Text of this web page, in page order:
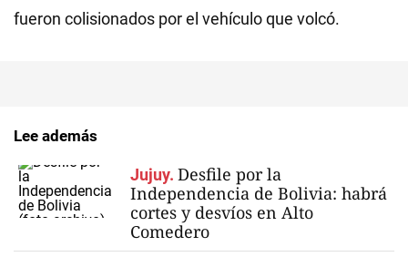
fueron colisionados por el vehículo que volcó.
Lee además
Jujuy. Desfile por la
Independencia de Bolivia: habrá
cortes y desvíos en Alto
Comedero